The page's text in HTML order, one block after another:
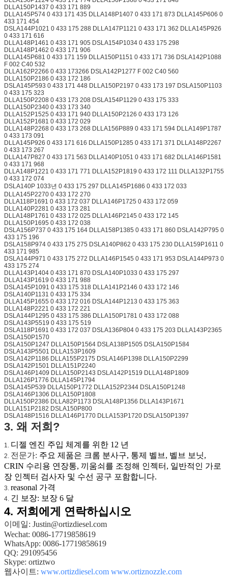
DLLA150P1437 0 433 171 889
DLLA145P574 0 433 171 435 DLLA148P1407 0 433 171 873 DLLA145P606 0
433 171 454
DSLA144P1021 0 433 175 288 DLLA147P1121 0 433 171 362 DLLA145P926
0 433 171 616
DLLA148P1461 0 433 171 905 DSLA154P1034 0 433 175 298
DLLA148P1462 0 433 171 906
DLLA145P681 0 433 171 159 DLLA150P1151 0 433 171 736 DSLA142P1088
F 002 C40 532
DLLA162P2266 0 433 173266 DSLA142P1277 F 002 C40 560
DLLA150P2186 0 433 172 186
DSLA145P593 0 433 171 448 DLLA150P2197 0 433 173 197 DSLA150P1103
0 433 175 323
DLLA150P2208 0 433 173 208 DSLA154P1129 0 433 175 333
DLLA150P2340 0 433 173 340
DLLA152P1525 0 433 171 940 DLLA150P2126 0 433 173 126
DLLA152P1681 0 433 172 029
DLLA148P2268 0 433 173 268 DLLA156P889 0 433 171 594 DLLA149P1787
0 433 173 091
DLLA145P926 0 433 171 616 DLLA150P1285 0 433 171 371 DLLA148P2267
0 433 173 267
DLLA147P827 0 433 171 563 DLLA140P1051 0 433 171 682 DLLA146P1581
0 433 171 968
DLLA148P1221 0 433 171 771 DLLA152P1819 0 433 172 111 DLLA132P1755
0 433 172 074
DSLA140P 1033년 0 433 175 297 DLLA145P1686 0 433 172 033
DLLA145P2270 0 433 172 270
DLLA118P1691 0 433 172 037 DLLA146P1725 0 433 172 059
DLLA140P2281 0 433 173 281
DLLA148P1761 0 433 172 025 DLLA146P2145 0 433 172 145
DLLA150P1695 0 433 172 038
DSLA156P737 0 433 175 164 DLLA158P1385 0 433 171 860 DSLA142P795 0
433 175 196
DSLA158P974 0 433 175 275 DSLA140P862 0 433 175 230 DLLA159P1611 0
433 171 985
DSLA144P971 0 433 175 272 DLLA146P1545 0 433 171 953 DSLA144P973 0
433 175 274
DLLA143P1404 0 433 171 870 DSLA140P1033 0 433 175 297
DLLA143P1619 0 433 171 988
DSLA145P1091 0 433 175 318 DLLA141P2146 0 433 172 146
DSLA140P1131 0 433 175 334
DLLA145P1655 0 433 172 016 DSLA144P1213 0 433 175 363
DLLA148P2221 0 433 172 221
DSLA144P1295 0 433 175 386 DLLA150P1781 0 433 172 088
DSLA143P5519 0 433 175 519
DSLA118P1691 0 433 172 037 DSLA136P804 0 433 175 203 DLLA143P2365
DSLA150P1570
DSLA150P1247 DLLA150P1564 DSLA138P1505 DSLA150P1584
DSLA143P5501 DLLA153P1609
DSLA142P1186 DLLA155P2175 DSLA146P1398 DLLA150P2299
DSLA142P1501 DLLA151P2240
DSLA146P1409 DLLA150P2143 DSLA142P1519 DLLA148P1809
DLLA126P1776 DLLA145P1794
DSLA145P539 DLLA150P1772 DLLA152P2344 DSLA150P1248
DSLA146P1306 DLLA150P1808
DLLA150P2386 DLLA82P1173 DSLA148P1356 DLLA143P1671
DLLA151P2182 DSLA150P800
DSLA148P1516 DLLA146P1770 DLLA153P1720 DSLA150P1397
3. 왜 저희?
1. 디젤 엔진 주입 체계를 위한 12 년
2. 전문가: 주요 제품은 크롬 분사구, 통제 벨브, 벨브 보닛,
CRIN 수리용 연장통, 끼움쇠를 조정해 인젝터, 일반적인 가로
장 인젝터 검사자 및 수선 공구 포함합니다.
3. reasonal 가격
4. 긴 보장: 보장 6 달
4. 저희에게 연락하십시오
이메일: Justin@ortizdiesel.com
Wechat: 0086-17719858619
WhatsApp: 0086-17719858619
QQ: 291095456
Skype: ortiztwo
웹사이트: www.ortizdiesel.com www.ortiznozzle.com